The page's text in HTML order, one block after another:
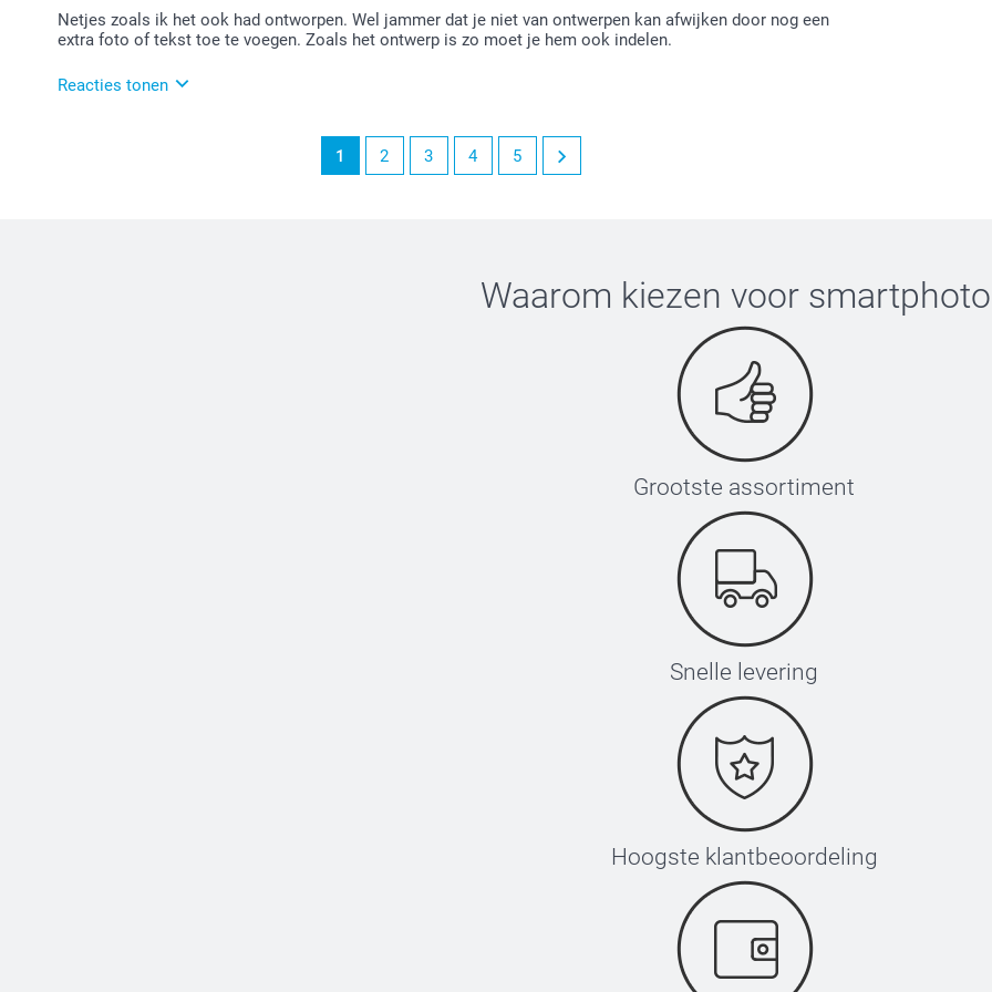
Netjes zoals ik het ook had ontworpen. Wel jammer dat je niet van ontwerpen kan afwijken door nog een
extra foto of tekst toe te voegen. Zoals het ontwerp is zo moet je hem ook indelen.
Reacties tonen
Bedankt voor je review. Fijn om te horen dat je tevreden bent over je ontvangen muismat.
1 2 3 4 5
Waarom kiezen voor smartphoto
Grootste assortiment
Snelle levering
Hoogste klantbeoordeling